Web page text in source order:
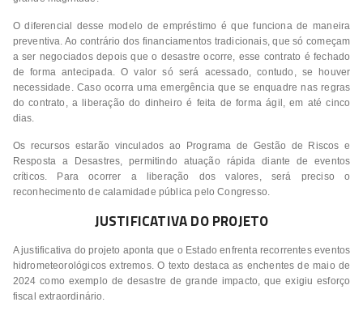
O diferencial desse modelo de empréstimo é que funciona de maneira
preventiva. Ao contrário dos financiamentos tradicionais, que só começam
a ser negociados depois que o desastre ocorre, esse contrato é fechado
de forma antecipada. O valor só será acessado, contudo, se houver
necessidade. Caso ocorra uma emergência que se enquadre nas regras
do contrato, a liberação do dinheiro é feita de forma ágil, em até cinco
dias.
Os recursos estarão vinculados ao Programa de Gestão de Riscos e
Resposta a Desastres, permitindo atuação rápida diante de eventos
críticos. Para ocorrer a liberação dos valores, será preciso o
reconhecimento de calamidade pública pelo Congresso.
JUSTIFICATIVA DO PROJETO
A justificativa do projeto aponta que o Estado enfrenta recorrentes eventos
hidrometeorológicos extremos. O texto destaca as enchentes de maio de
2024 como exemplo de desastre de grande impacto, que exigiu esforço
fiscal extraordinário.